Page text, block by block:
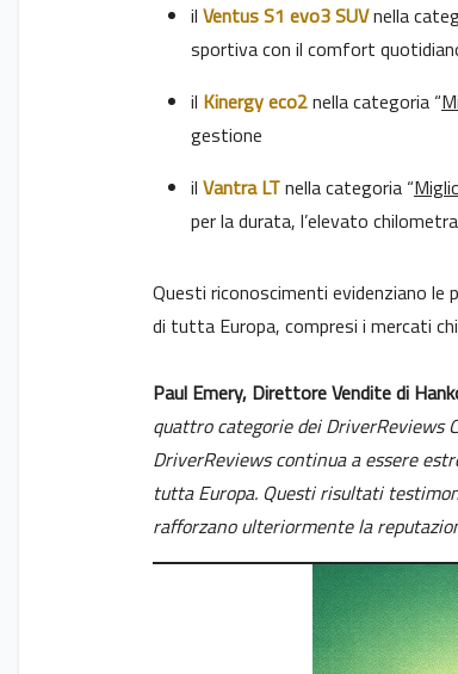
il Ventus S1 evo3 SUVnella
sportiva con il comfort
il Kinergy eco2nella categoria “
gestione
il Vantra LTnella categoria “
per la durata, l’elevato
Questi riconoscimenti evidenziano
di tutta Europa, compresi i mercati
Paul Emery, Direttore Vendite di
quattro categorie dei DriverReviews
DriverReviews continua a essere
tutta Europa. Questi risultati
rafforzano ulteriormente la